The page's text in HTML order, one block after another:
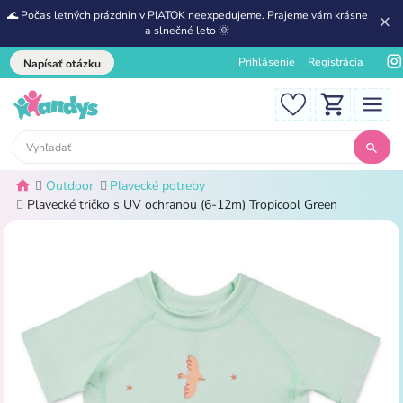
🌊 Počas letných prázdnin v PIATOK neexpedujeme. Prajeme vám krásne
a slnečné leto 🌞
Napísať otázku Prihlásenie Registrácia
Outdoor
Plavecké potreby
Plavecké tričko s UV ochranou (6-12m) Tropicool Green